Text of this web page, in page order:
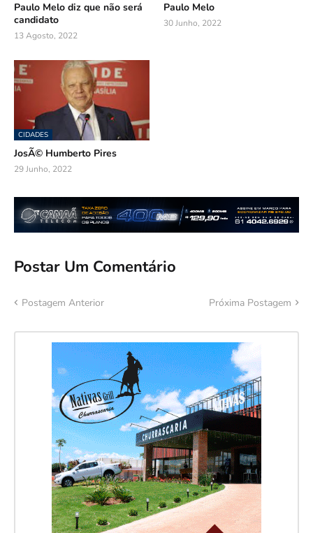
Paulo Melo diz que não será
candidato
13 Agosto, 2022
Paulo Melo
30 Junho, 2022
CIDADES
JosÃ© Humberto Pires
29 Junho, 2022
Postar Um Comentário
Postagem Anterior Próxima Postagem